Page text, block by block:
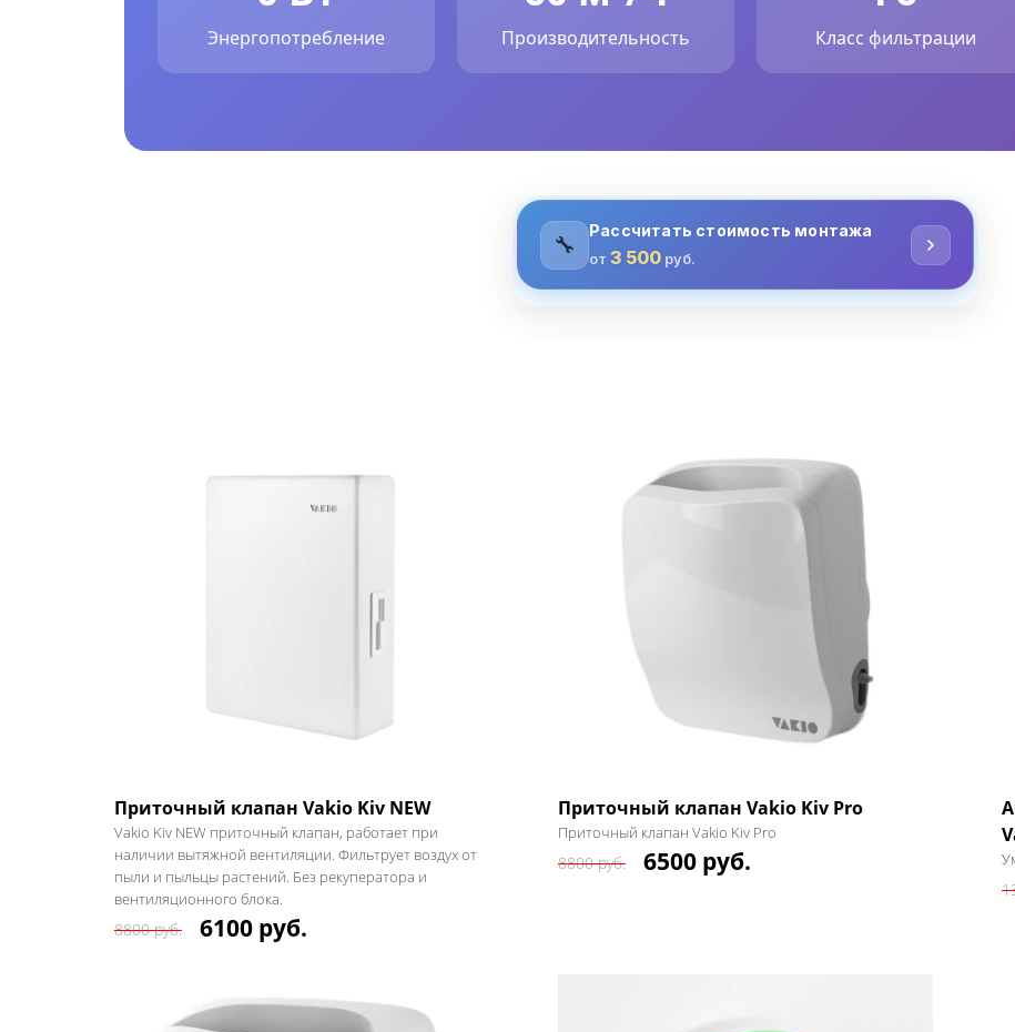
Энергопотребление Производительность Класс фильтрации
Приточный клапан Vakio Kiv NEW
Vakio Kiv NEW приточный клапан, работает при
наличии вытяжной вентиляции. Фильтрует воздух от
пыли и пыльцы растений. Без рекуператора и
вентиляционного блока.
8800 руб. 6100 руб.
Приточный клапан Vakio Kiv Pro
Приточный клапан Vakio Kiv Pro
8800 руб. 6500 руб.